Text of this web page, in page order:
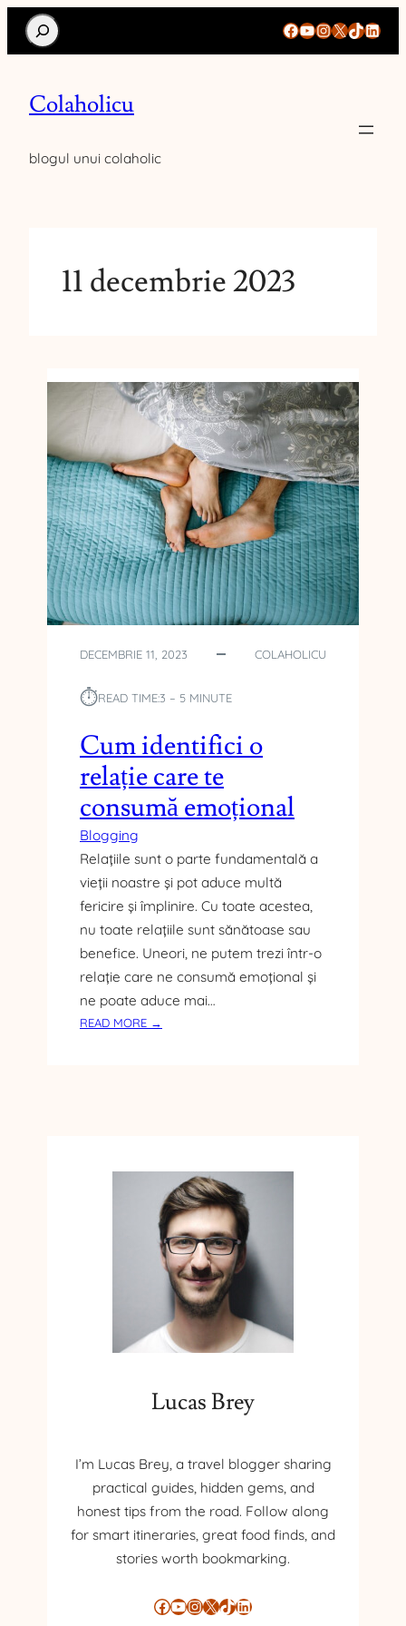
Search Facebook
YouTube
Instagram
X TikTok
Colaholicu
blogul unui colaholic
11 decembrie 2023
DECEMBRIE 11, 2023 COLAHOLICU
⏱︎READ TIME:3 – 5 MINUTE
Cum identifici o
relație care te
consumă emoțional
Blogging
Relațiile sunt o parte fundamentală a
vieții noastre și pot aduce multă
fericire și împlinire. Cu toate acestea,
nu toate relațiile sunt sănătoase sau
benefice. Uneori, ne putem trezi într-o
relație care ne consumă emoțional și
ne poate aduce mai…
READ MORE →
I
F
I
C
R
Ț
C
E
T
E
O
Lucas Brey
I’m Lucas Brey, a travel blogger sharing
practical guides, hidden gems, and
honest tips from the road. Follow along
for smart itineraries, great food finds, and
stories worth bookmarking.
Facebook YouTube InstagramX TikTok LinkedIn